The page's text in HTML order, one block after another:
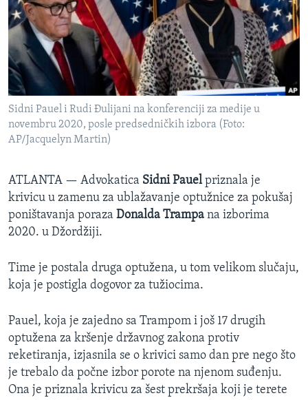
SPORT
INTERVJU
Sidni Pauel i Rudi Đulijani na konferenciji za medije u
novembru 2020, posle predsedničkih izbora (Foto:
AP/Jacquelyn Martin)
ATLANTA — Advokatica Sidni Pauelpriznala je
krivicu u zamenu za ublažavanje optužnice za pokušaj
poništavanja poraza Donalda Trampa na izborima
2020. u Džordžiji.
Time je postala druga optužena, u tom velikom slučaju,
koja je postigla dogovor za tužiocima.
Pauel, koja je zajedno sa Trampom i još 17 drugih
optužena za kršenje državnog zakona protiv
reketiranja, izjasnila se o krivici samo dan pre nego što
je trebalo da počne izbor porote na njenom suđenju.
Ona je priznala krivicu za šest prekršaja koji je terete